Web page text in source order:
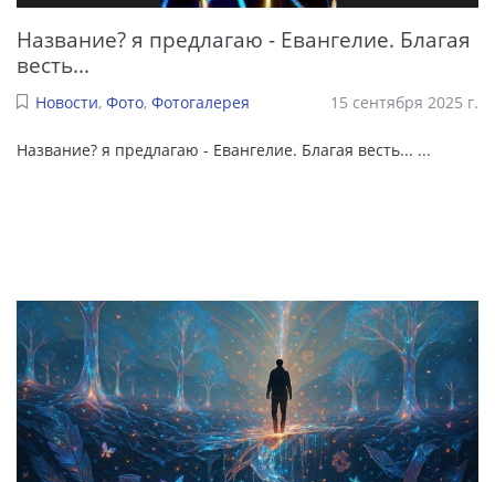
Название? я предлагаю - Евангелие. Благая
весть...
Новости, Фото, Фотогалерея 15 сентября 2025 г.
Название? я предлагаю - Евангелие. Благая весть... ...